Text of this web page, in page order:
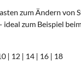
zum Ändern von
ideal zum Beispiel
| 12 | 14 | 16 | 18